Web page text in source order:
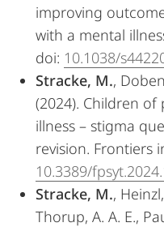
improving
with a mental
doi: 10.1038/
Stracke, M.,
(2024). Children
illness – stigma
revision. Frontiers
10.3389/
Stracke, M.,
Thorup, A. A. E.,